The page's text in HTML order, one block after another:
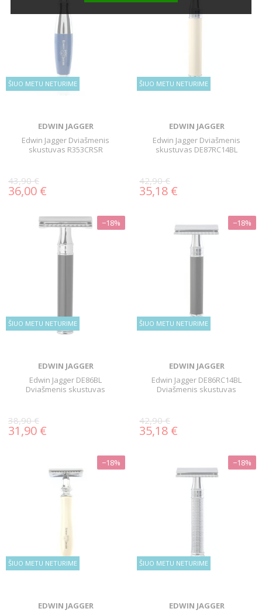
ŠIUO METU NETURIME
EDWIN JAGGER
Edwin Jagger Dviašmenis
skustuvas R353CRSR
43,90 €
36,00 €
ŠIUO METU NETURIME
EDWIN JAGGER
Edwin Jagger Dviašmenis
skustuvas DE87RC14BL
42,90 €
35,18 €
ŠIUO METU NETURIME
−18%
EDWIN JAGGER
Edwin Jagger DE86BL
Dviašmenis skustuvas
38,90 €
31,90 €
ŠIUO METU NETURIME
−18%
EDWIN JAGGER
Edwin Jagger DE86RC14BL
Dviašmenis skustuvas
42,90 €
35,18 €
ŠIUO METU NETURIME
−18%
EDWIN JAGGER
ŠIUO METU NETURIME
−18%
EDWIN JAGGER